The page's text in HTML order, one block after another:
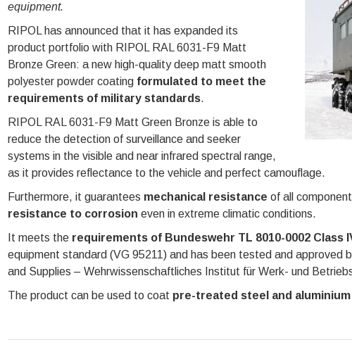
equipment.
RIPOL has announced that it has expanded its
product portfolio with RIPOL RAL 6031-F9 Matt
Bronze Green: a new high-quality deep matt smooth
polyester powder coating formulated to meet the
requirements of military standards.
RIPOL RAL 6031-F9 Matt Green Bronze is able to
reduce the detection of surveillance and seeker
systems in the visible and near infrared spectral range,
as it provides reflectance to the vehicle and perfect camouflage.
Furthermore, it guarantees mechanical resistance of all
resistance to corrosion even in extreme climatic conditions.
It meets the requirements of Bundeswehr TL 8010-0002 Class
equipment standard (VG 95211) and has been tested and approved
and Supplies – Wehrwissenschaftliches Institut für Werk- und
The product can be used to coat pre-treated steel and